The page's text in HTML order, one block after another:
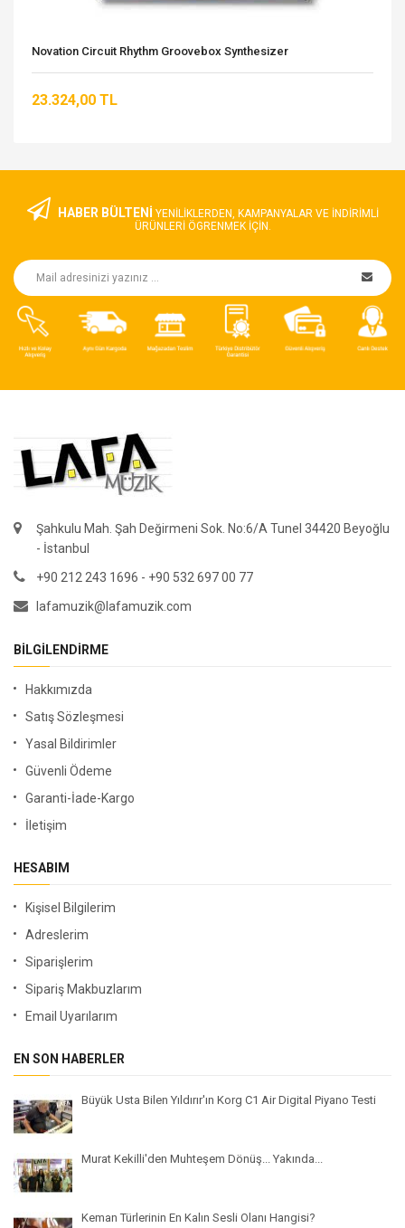
Novation Circuit Rhythm Groovebox Synthesizer
23.324,00 TL
HABER BÜLTENİ YENILIKLERDEN, KAMPANYALAR VE INDIRIMLI
ÜRÜNLERI ÖGRENMEK IÇIN.
Şahkulu Mah. Şah Değirmeni Sok. No:6/A Tunel 34420 Beyoğlu
- İstanbul
+90 212 243 1696 - +90 532 697 00 77
lafamuzik@lafamuzik.com
BILGILENDIRME
Hakkımızda
Satış Sözleşmesi
Yasal Bildirimler
Güvenli Ödeme
Garanti-İade-Kargo
İletişim
HESABIM
Kişisel Bilgilerim
Adreslerim
Siparişlerim
Sipariş Makbuzlarım
Email Uyarılarım
EN SON HABERLER
Büyük Usta Bilen Yıldırır'ın Korg C1 Air Digital Piyano Testi
Murat Kekilli'den Muhteşem Dönüş... Yakında...
Keman Türlerinin En Kalın Sesli Olanı Hangisi?